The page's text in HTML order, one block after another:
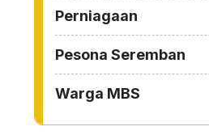
Perniagaan
Pesona Seremban
Warga MBS